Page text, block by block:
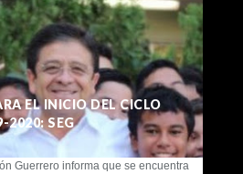
EL INICIO DEL CICLO
2020: SEG
Guerrero informa que se encuentra